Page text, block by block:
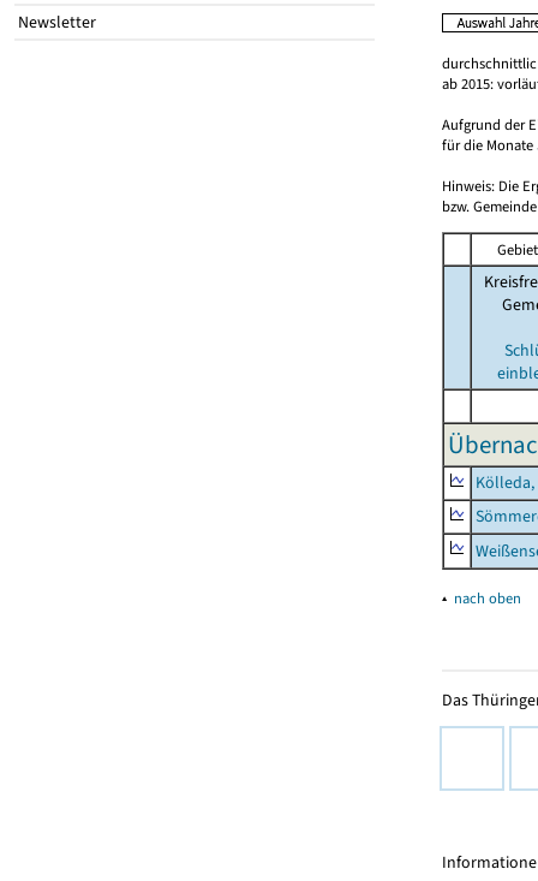
Newsletter
ab 2015:
Aufgrund der
für die Monate
Hinweis: Die
bzw.
▴ nach oben
Das